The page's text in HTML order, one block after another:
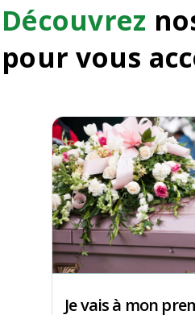
Découvrez
pour vous
Je vais à mon